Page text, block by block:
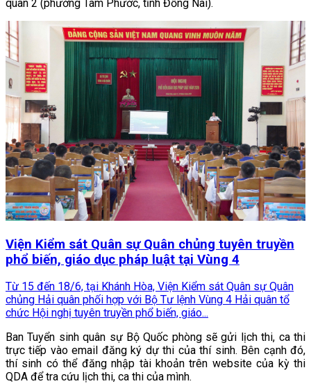
quân 2 (phường Tam Phước, tỉnh Đồng Nai).
Viện Kiểm sát Quân sự Quân chủng tuyên truyền
phổ biến, giáo dục pháp luật tại Vùng 4
Từ 15 đến 18/6, tại Khánh Hòa, Viện Kiểm sát Quân sự Quân
chủng Hải quân phối hợp với Bộ Tư lệnh Vùng 4 Hải quân tổ
chức Hội nghị tuyên truyền phổ biến, giáo...
Ban Tuyển sinh quân sự Bộ Quốc phòng sẽ gửi lịch thi, ca thi
trực tiếp vào email đăng ký dự thi của thí sinh. Bên cạnh đó,
thí sinh có thể đăng nhập tài khoản trên website của kỳ thi
QDA để tra cứu lịch thi, ca thi của mình.